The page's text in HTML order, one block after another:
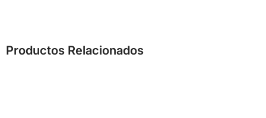
Productos Relacionados